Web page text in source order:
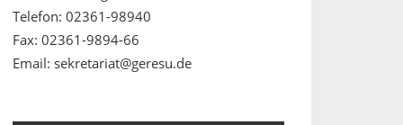
Telefon: 02361-98940
Fax: 02361-9894-66
Email: sekretariat@geresu.de